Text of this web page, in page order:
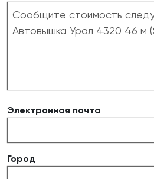
Электронная почта
Город